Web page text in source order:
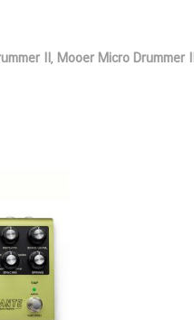
II Mooer Micro Drummer